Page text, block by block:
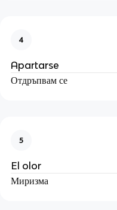
4
Apartarse
Отдръпвам се
5
El olor
Миризма